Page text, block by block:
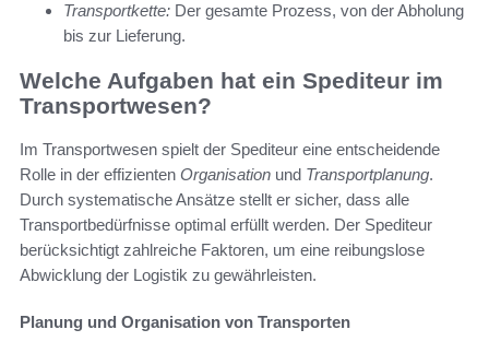
Transportkette: Der gesamte Prozess, von der Abholung
bis zur Lieferung.
Welche Aufgaben hat ein Spediteur im
Transportwesen?
Im Transportwesen spielt der Spediteur eine entscheidende
Rolle in der effizienten Organisation und Transportplanung.
Durch systematische Ansätze stellt er sicher, dass alle
Transportbedürfnisse optimal erfüllt werden. Der Spediteur
berücksichtigt zahlreiche Faktoren, um eine reibungslose
Abwicklung der Logistik zu gewährleisten.
Planung und Organisation von Transporten